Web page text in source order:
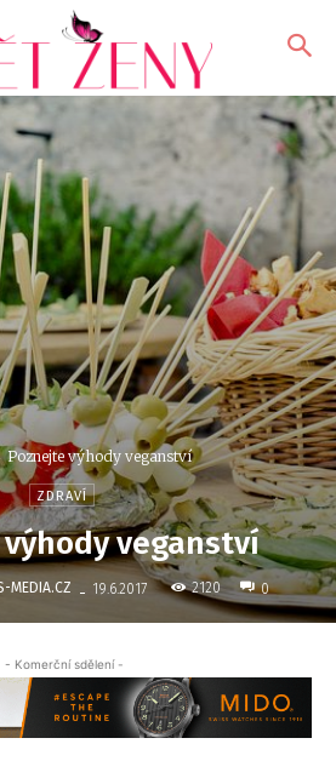
Poznejte výhody veganství
ZDRAVÍ
veganství
MEDIA.CZ - 19.6.2017 2120 0
- Komerční sdělení -